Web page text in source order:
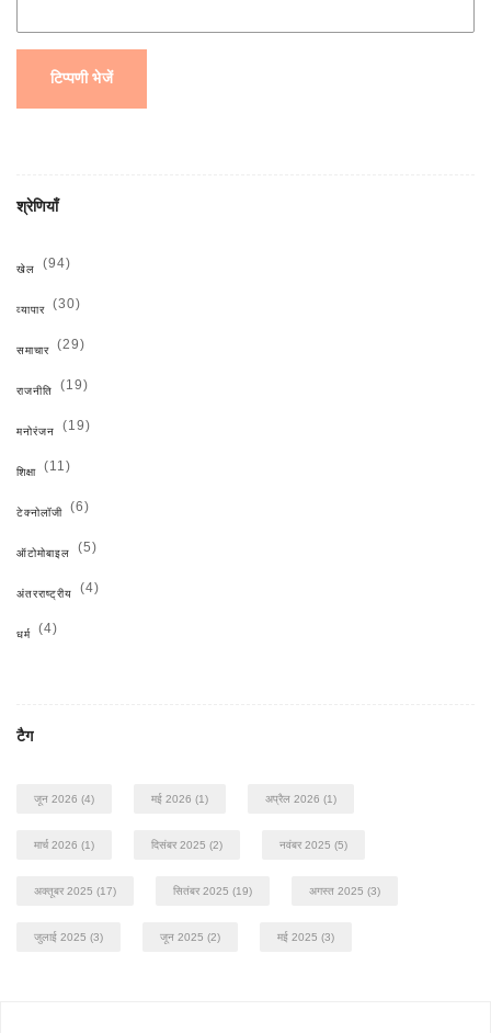
टिप्पणी भेजें
श्रेणियाँ
खेल (94)
व्यापार (30)
समाचार (29)
राजनीति (19)
मनोरंजन (19)
शिक्षा (11)
टेक्नोलॉजी (6)
ऑटोमोबाइल (5)
अंतरराष्ट्रीय (4)
धर्म (4)
टैग
जून 2026 (4) मई 2026 (1) अप्रैल 2026 (1)
मार्च 2026 (1) दिसंबर 2025 (2) नवंबर 2025 (5)
अक्तूबर 2025 (17) सितंबर 2025 (19) अगस्त 2025 (3)
जुलाई 2025 (3) जून 2025 (2) मई 2025 (3)